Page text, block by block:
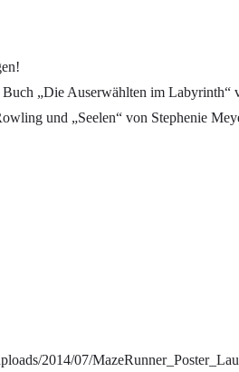
„Die Auserwählten im Labyrinth“
und „Seelen“ von Stephenie